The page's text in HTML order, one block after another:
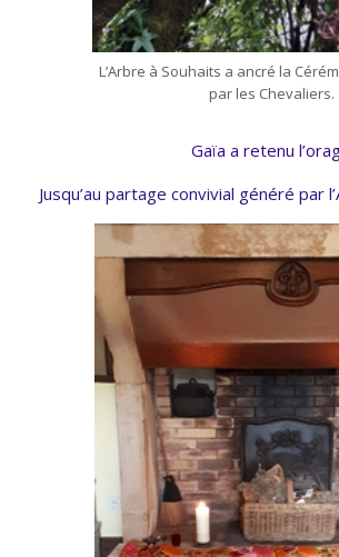
L’Arbre à Souhaits a ancré la
par les Chevaliers.
Gaïa a retenu
Jusqu’au partage convivial généré par